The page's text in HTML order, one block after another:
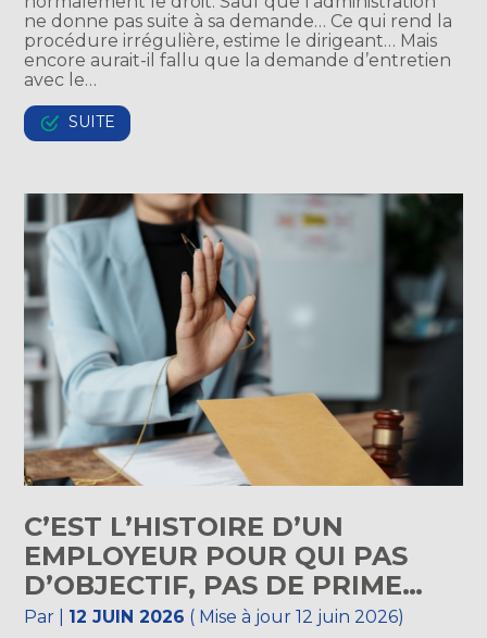
ne donne pas suite à sa demande… Ce qui rend la
procédure irrégulière, estime le dirigeant… Mais
encore aurait-il fallu que la demande d’entretien
avec le…
SUITE
C’EST L’HISTOIRE D’UN
EMPLOYEUR POUR QUI PAS
D’OBJECTIF, PAS DE PRIME…
Par 12 JUIN 2026 ( Mise à jour 12 juin 2026)